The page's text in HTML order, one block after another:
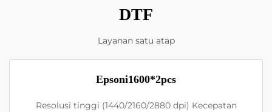
DTF
Layanan satu atap
Epsoni1600*2pcs
Resolusi tinggi (1440/2160/2880 dpi) Kecepatan